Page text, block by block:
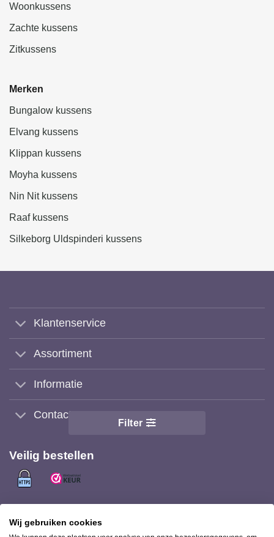
Filter
Woonkussens
Zachte kussens
Zitkussens
Merken
Bungalow kussens
Elvang kussens
Klippan kussens
Moyha kussens
Nin Nit kussens
Raaf kussens
Silkeborg Uldspinderi kussens
Klantenservice
Assortiment
Informatie
Contact
Veilig bestellen
Veilig (achteraf) betalen met
Wij gebruiken cookies